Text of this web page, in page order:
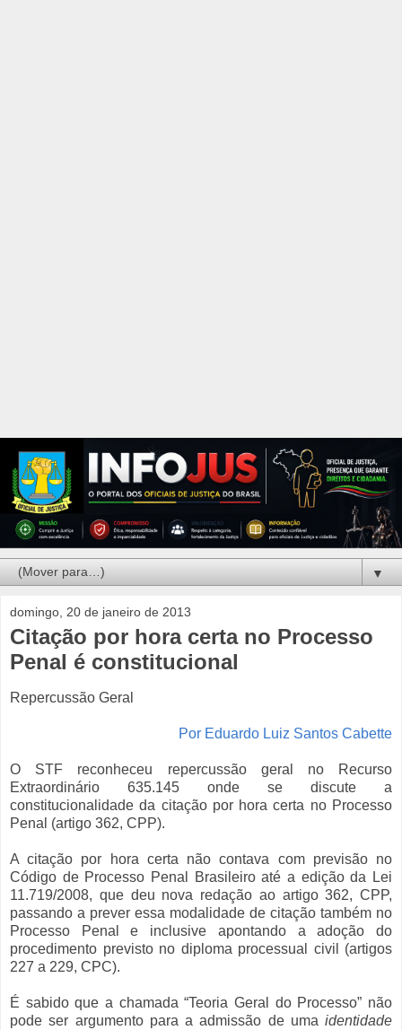
▼
domingo, 20 de janeiro de 2013
Citação por hora certa no Processo
Penal é constitucional
Repercussão Geral
Por Eduardo Luiz Santos Cabette
O STF reconheceu repercussão geral no Recurso
Extraordinário 635.145 onde se discute a
constitucionalidade da citação por hora certa no Processo
Penal (artigo 362, CPP).
A citação por hora certa não contava com previsão no
Código de Processo Penal Brasileiro até a edição da Lei
11.719/2008, que deu nova redação ao artigo 362, CPP,
passando a prever essa modalidade de citação também no
Processo Penal e inclusive apontando a adoção do
procedimento previsto no diploma processual civil (artigos
227 a 229, CPC).
É sabido que a chamada “Teoria Geral do Processo” não
pode ser argumento para a admissão de uma identidade